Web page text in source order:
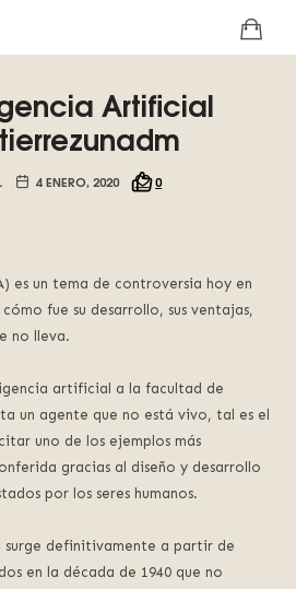
Artificial
4 ENERO, 2020 0
un tema de controversia hoy en
fue su desarrollo, sus ventajas,
no lleva.
artificial a la facultad de
un agente que no está vivo, tal es el
uno de los ejemplos más
gracias al diseño y desarrollo
por los seres humanos.
definitivamente a partir de
en la década de 1940 que no